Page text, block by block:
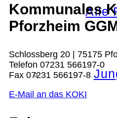
Alle
Kommunales
Pforzheim
Schlossberg 20 | 75175
Telefon 07231 566197-0
Fax 07231 566197-8
E-Mail an das KOKI